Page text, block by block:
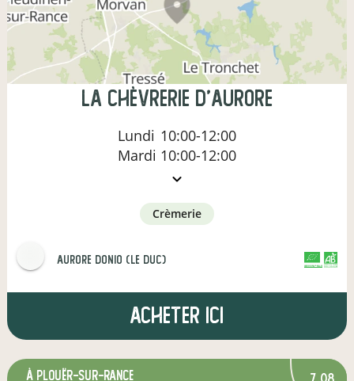
La Chèvrerie d'Aurore
Lundi 10:00-12:00
Mardi 10:00-12:00
crèmerie
aurore donio (le duc) CERTIFIÉ PAR FR-BIO-13
AGRICULTURE FRANCE
Acheter ici
à Plouër-sur-Rance